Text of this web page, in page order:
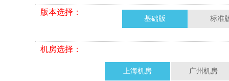
版本选择：
基础版 标准
机房选择：
上海机房 广州机房